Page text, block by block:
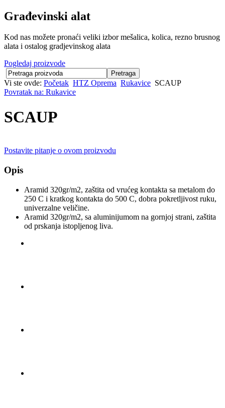
Građevinski alat
Kod nas možete pronaći veliki izbor mešalica, kolica, rezno brusnog
alata i ostalog gradjevinskog alata
Pogledaj proizvode
Vi ste ovde: Početak HTZ Oprema Rukavice SCAUP
Povratak na: Rukavice
SCAUP
Postavite pitanje o ovom proizvodu
Opis
Aramid 320gr/m2, zaštita od vrućeg kontakta sa metalom do
250 C i kratkog kontakta do 500 C, dobra pokretljivost ruku,
univerzalne veličine.
Aramid 320gr/m2, sa aluminijumom na gornjoj strani, zaštita
od prskanja istopljenog liva.